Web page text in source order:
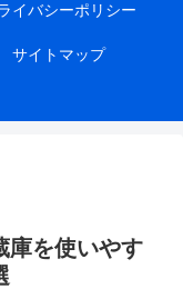
イバシーポリシー
サイトマップ
庫を使いやす